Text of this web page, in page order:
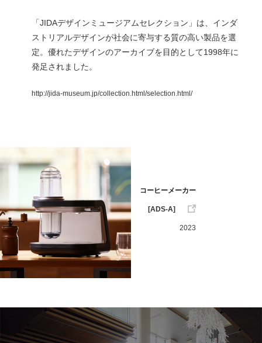
「JIDAデザインミュージアムセレクション」は、インダ
ストリアルデザインが社会に寄与する質の高い製品を選
定。優れたデザインのアーカイブを目的として1998年に
発足されました。
http://jida-museum.jp/collection.html/selection.html/
コーヒーメーカー
[ADS-A]
2023